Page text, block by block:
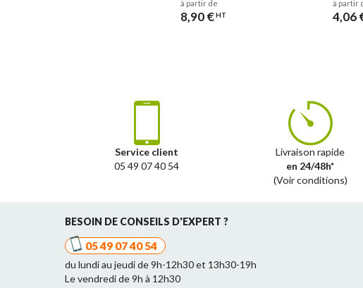
à partir de
8,90 €HT
à partir
4,06
Service client
05 49 07 40 54
Livraison rapide
en 24/48h*
(Voir conditions)
BESOIN DE CONSEILS D'EXPERT ?
05 49 07 40 54
du lundi au jeudi de 9h-12h30 et 13h30-19h
Le vendredi de 9h à 12h30